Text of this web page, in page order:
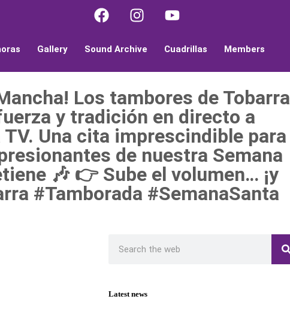
Gallery Sound Archive Cuadrillas Members
Los tambores de Tobarra
y tradición en directo a
Una cita imprescindible para
de nuestra Semana
🎶 👉 Sube el volumen… ¡y
#Tamborada #SemanaSanta
Latest news